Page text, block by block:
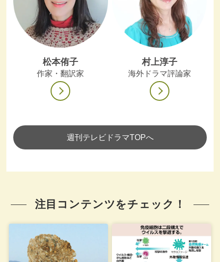
松本侑子
作家・翻訳家
村上淳子
海外ドラマ評論家
週刊テレビドラマTOPへ
注目コンテンツをチェック！